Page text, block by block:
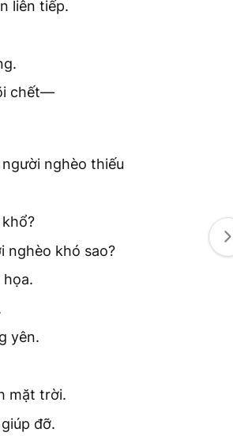
liên tiếp.
chết—
nghèo thiếu
nghèo khó sao?
yên.
mặt trời.
đỡ.